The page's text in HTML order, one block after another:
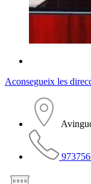
Aconsegueix les